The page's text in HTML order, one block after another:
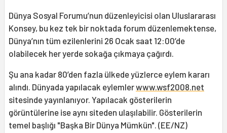
Dünya Sosyal Forumu’nun düzenleyicisi olan Uluslararası
Konsey, bu kez tek bir noktada forum düzenlemektense,
Dünya’nın tüm ezilenlerini 26 Ocak saat 12:00’de
olabilecek her yerde sokağa çıkmaya çağırdı.
Şu ana kadar 80’den fazla ülkede yüzlerce eylem kararı
alındı. Dünyada yapılacak eylemlerwww.wsf2008.net
sitesinde yayınlanıyor. Yapılacak gösterilerin
görüntülerine ise aynı siteden ulaşılabilir. Gösterilerin
temel başlığı "Başka Bir Dünya Mümkün". (EE/NZ)